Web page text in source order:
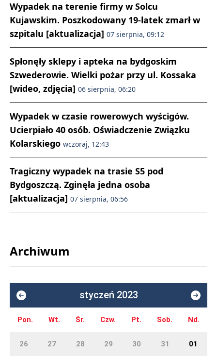
Wypadek na terenie firmy w Solcu
Kujawskim. Poszkodowany 19-latek zmarł w
szpitalu [aktualizacja] 07 sierpnia, 09:12
Spłonęły sklepy i apteka na bydgoskim
Szwederowie. Wielki pożar przy ul. Kossaka
[wideo, zdjęcia] 06 sierpnia, 06:20
Wypadek w czasie rowerowych wyścigów.
Ucierpiało 40 osób. Oświadczenie Związku
Kolarskiego wczoraj, 12:43
Tragiczny wypadek na trasie S5 pod
Bydgoszczą. Zginęła jedna osoba
[aktualizacja] 07 sierpnia, 06:56
Archiwum
styczeń 2023
Pon. Wt. Śr. Czw. Pt. Sob. Nd.
26 27 28 29 30 31 01